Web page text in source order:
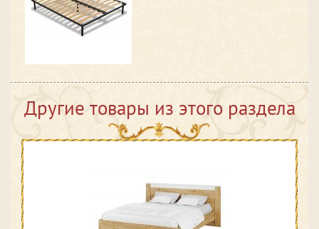
Другие товары из этого раздела